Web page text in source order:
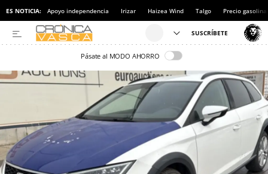
ES NOTICIA: Apoyo independencia Irizar Haizea Wind Talgo Precio gasolina
Pásate al MODO AHORRO